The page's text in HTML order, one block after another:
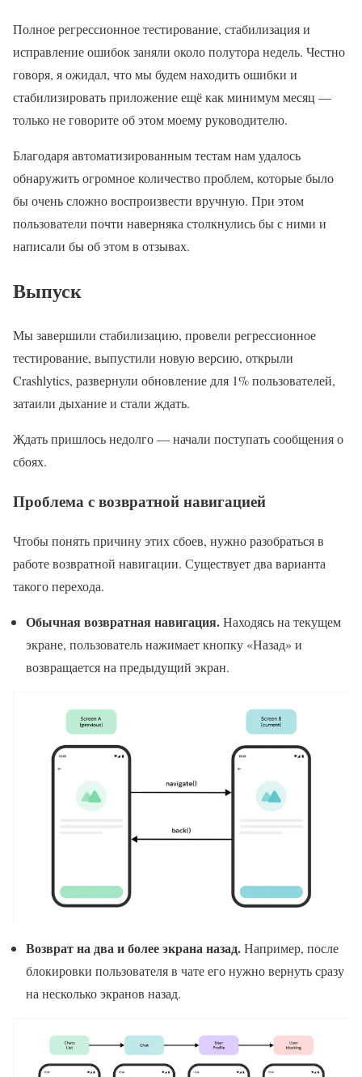
Полное регрессионное тестирование, стабилизация и
исправление ошибок заняли около полутора недель. Честно
говоря, я ожидал, что мы будем находить ошибки и
стабилизировать приложение ещё как минимум месяц —
только не говорите об этом моему руководителю.
Благодаря автоматизированным тестам нам удалось
обнаружить огромное количество проблем, которые было
бы очень сложно воспроизвести вручную. При этом
пользователи почти наверняка столкнулись бы с ними и
написали бы об этом в отзывах.
Выпуск
Мы завершили стабилизацию, провели регрессионное
тестирование, выпустили новую версию, открыли
Crashlytics, развернули обновление для 1% пользователей,
затаили дыхание и стали ждать.
Ждать пришлось недолго — начали поступать сообщения о
сбоях.
Проблема с возвратной навигацией
Чтобы понять причину этих сбоев, нужно разобраться в
работе возвратной навигации. Существует два варианта
такого перехода.
Обычная возвратная навигация.Находясь на текущем
экране, пользователь нажимает кнопку «Назад» и
возвращается на предыдущий экран.
Возврат на два и более экрана назад.Например, после
блокировки пользователя в чате его нужно вернуть сразу
на несколько экранов назад.